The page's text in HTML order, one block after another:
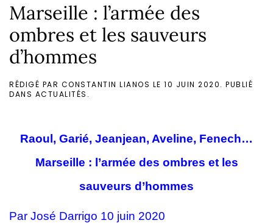
Marseille : l’armée des
ombres et les sauveurs
d’hommes
RÉDIGÉ PAR CONSTANTIN LIANOS LE 10 JUIN 2020. PUBLIÉ
DANS ACTUALITÉS .
Raoul, Garié, Jeanjean, Aveline, Fenech…
Marseille : l’armée des ombres et les
sauveurs d’hommes
Par José Darrigo 10 juin 2020